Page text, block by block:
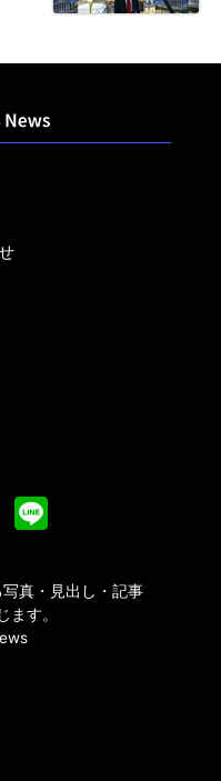
真・見出し・記事
ます。